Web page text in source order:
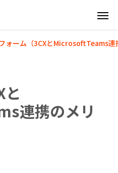
フォーム（3CXとMicrosoftTeams連
と
連携のメリ